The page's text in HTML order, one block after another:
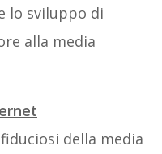
lo sviluppo di
alla media
della media